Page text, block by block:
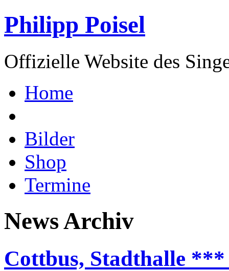
Philipp Poisel
Offizielle Website des
Home
Bilder
Shop
Termine
News Archiv
Cottbus, Stadthalle